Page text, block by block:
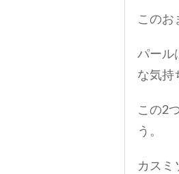
このお
パール
な気持
この2
う。
カスミ